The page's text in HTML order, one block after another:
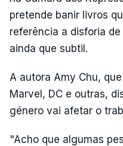
pretende banir livros
referência a disforia
ainda que subtil.
A autora Amy Chu,
Marvel, DC e outras,
género vai afetar o
"Acho que algumas